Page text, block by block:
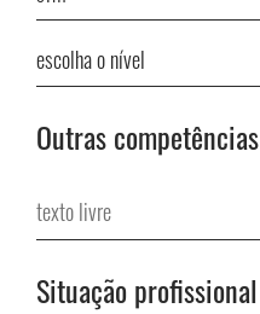
Outras competências
texto livre
Situação profissional